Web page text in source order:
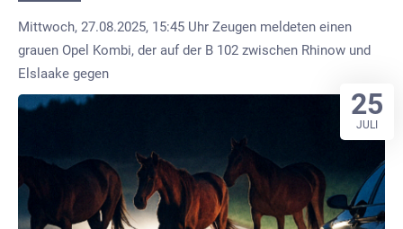
Mittwoch, 27.08.2025, 15:45 Uhr Zeugen meldeten einen
grauen Opel Kombi, der auf der B 102 zwischen Rhinow und
Elslaake gegen
25
JULI